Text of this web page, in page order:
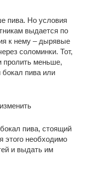
пива. Но условия
выдается по
к нему – дырявые
соломинки. Тот,
пролить меньше,
пива или
пива, стоящий
этого необходимо
и выдать им